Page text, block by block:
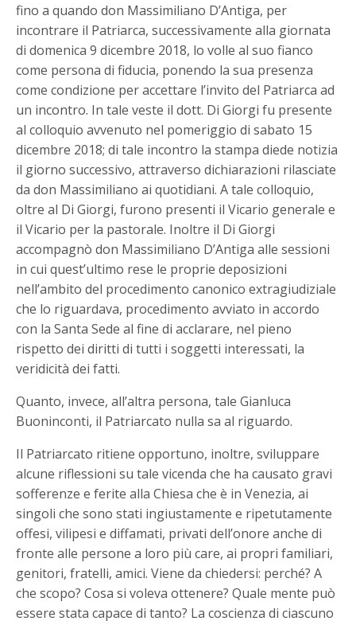
fino a quando don Massimiliano D’Antiga, per
incontrare il Patriarca, successivamente alla giornata
di domenica 9 dicembre 2018, lo volle al suo fianco
come persona di fiducia, ponendo la sua presenza
come condizione per accettare l’invito del Patriarca ad
un incontro. In tale veste il dott. Di Giorgi fu presente
al colloquio avvenuto nel pomeriggio di sabato 15
dicembre 2018; di tale incontro la stampa diede notizia
il giorno successivo, attraverso dichiarazioni rilasciate
da don Massimiliano ai quotidiani. A tale colloquio,
oltre al Di Giorgi, furono presenti il Vicario generale e
il Vicario per la pastorale. Inoltre il Di Giorgi
accompagnò don Massimiliano D’Antiga alle sessioni
in cui quest’ultimo rese le proprie deposizioni
nell’ambito del procedimento canonico extragiudiziale
che lo riguardava, procedimento avviato in accordo
con la Santa Sede al fine di acclarare, nel pieno
rispetto dei diritti di tutti i soggetti interessati, la
veridicità dei fatti.
Quanto, invece, all’altra persona, tale Gianluca
Buoninconti, il Patriarcato nulla sa al riguardo.
Il Patriarcato ritiene opportuno, inoltre, sviluppare
alcune riflessioni su tale vicenda che ha causato gravi
sofferenze e ferite alla Chiesa che è in Venezia, ai
singoli che sono stati ingiustamente e ripetutamente
offesi, vilipesi e diffamati, privati dell’onore anche di
fronte alle persone a loro più care, ai propri familiari,
genitori, fratelli, amici. Viene da chiedersi: perché? A
che scopo? Cosa si voleva ottenere? Quale mente può
essere stata capace di tanto? La coscienza di ciascuno